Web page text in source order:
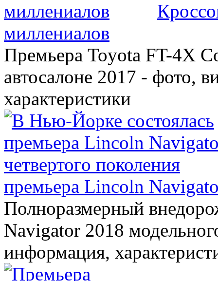
миллениалов
Премьера Toyota FT-4X
автосалоне 2017 - фото,
характеристики
премьера Lincoln
Полноразмерный
Navigator 2018
информация,